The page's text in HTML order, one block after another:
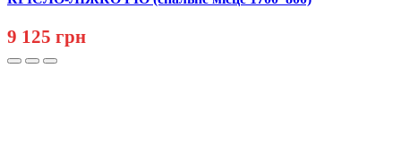
9 125 грн